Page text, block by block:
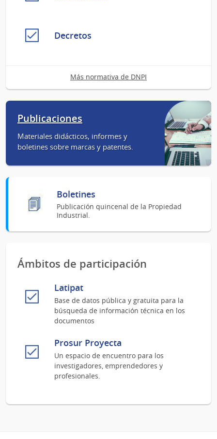
Decretos
Más normativa de DNPI
Publicaciones
Materiales didácticos, informes y
boletines sobre marcas y patentes.
Boletines
Publicación quincenal de la Propiedad
Industrial.
Ámbitos de participación
Latipat
Base de datos pública y gratuita para la
búsqueda de información técnica en los
documentos
Prosur Proyecta
Un espacio de encuentro para los
investigadores, emprendedores y
profesionales.